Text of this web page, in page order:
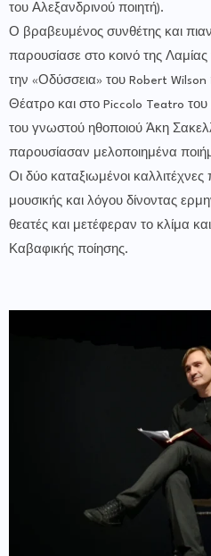
του Αλεξανδρινού ποιητή).
Ο βραβευμένος συνθέτης και
παρουσίασε στο κοινό της
την «Οδύσσεια» του Robert
Θέατρο και στο Piccolo Teatro
του γνωστού ηθοποιού Άκη
παρουσίασαν μελοποιημένα
Οι δύο καταξιωμένοι
μουσικής και λόγου δίνοντας
θεατές και μετέφεραν το κλίμα
Καβαφικής ποίησης.